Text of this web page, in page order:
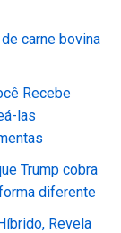
carne bovina
Recebe
las
Trump cobra
diferente
Revela